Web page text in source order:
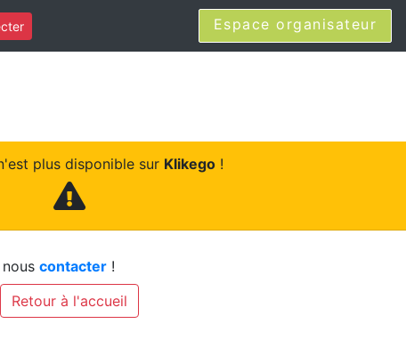
Espace organisateur
plus disponible sur Klikego!
contacter !
Retour à l'accueil